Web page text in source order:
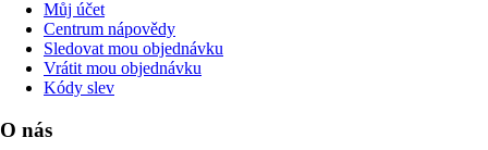
Můj účet
Centrum nápovědy
Sledovat mou objednávku
Vrátit mou objednávku
Kódy slev
O nás